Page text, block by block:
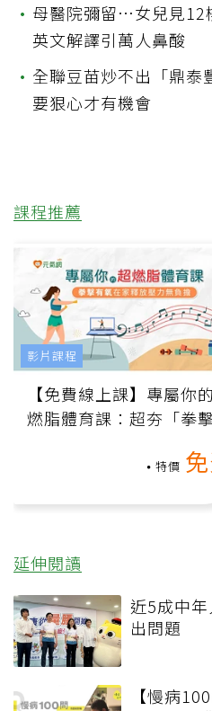
• 母醫院彌留…女兒見12
英文解譯引萬人鼻酸
• 全聯豆苗炒不出「鼎泰
要狠心才有機會
課程推薦
【免費線上課】專屬你
燃脂體育課：超夯「拳
特價
影片課程
延伸閱讀
近5成中
出問題
【慢病